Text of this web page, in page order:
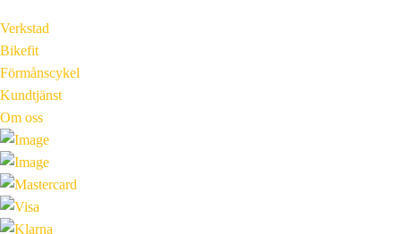
Verkstad
Bikefit
Förmånscykel
Kundtjänst
Om oss